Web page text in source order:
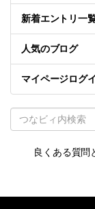
新着エントリ一
人気のブログ
マイページログ
良くある質問